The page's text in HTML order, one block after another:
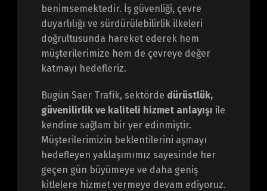
benimsemektedir. İş güvenliği, çevre
duyarlılığı ve sürdürülebilirlik ilkeleri
doğrultusunda hareket ederek hem
müşterilerimize hem de çevreye değer
katmayı hedefleriz.
Bugün Saer Trafik, sektörde dürüstlük,
güvenilirlik ve kaliteli hizmet anlayışı ile
kendine sağlam bir yer edinmiştir.
Müşterilerimizin beklentilerini aşmayı
hedefleyen yaklaşımımız sayesinde her
geçen gün büyümeye ve daha geniş
kitlelere hizmet vermeye devam ediyoruz.